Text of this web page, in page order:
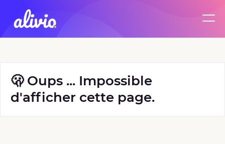
🫢 Oups ... Impossible
d'afficher cette page.